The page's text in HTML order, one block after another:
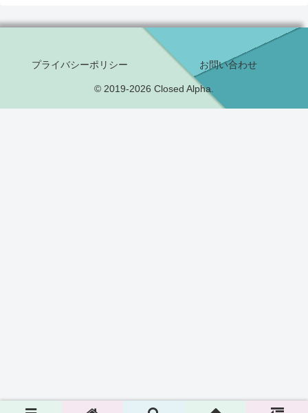
プライバシーポリシー お問い合わせ
© 2019-2026 Closed Alpha.